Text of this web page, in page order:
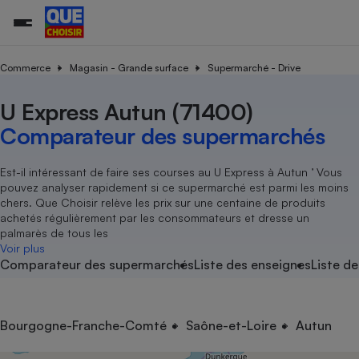
Commerce Magasin - Grande surface Supermarché - Drive
U Express Autun (71400)
Comparateur des supermarchés
Est-il intéressant de faire ses courses au U Express à Autun ’ Vous
pouvez analyser rapidement si ce supermarché est parmi les moins
chers. Que Choisir relève les prix sur une centaine de produits
achetés régulièrement par les consommateurs et dresse un
palmarès de tous les
Voir plus
Comparateur des supermarchésListe des enseignesListe
Bourgogne-Franche-Comté Saône-et-Loire Autun
Nutrition
Assurance auto
Magasin - Grande surface
Méthode de vente -
Organismes de défense
Système judiciairegratuit
Déchet
Achat - Vente - Travaux
Location
Sport
électrique
Démarche administrative
Senior
Service marchand
Train
Transport aérien
Toutes les actualités
Enquêtes
Guides d'achat
Conseils
Brèves
Tous les services
Soumettre un litige
Lettres types
Rencontrer une association locale
Tous nos combats
Nos actions
Nos grandes victoires
Les billets de la présidente
Nos associations locales
Nous rejoindre
En savoir plus sur Que Choisir Ensemble
?
L’association
Nos missions
Notre méthodologie
Notre financement
Nos partenaires
Nous rejoindre